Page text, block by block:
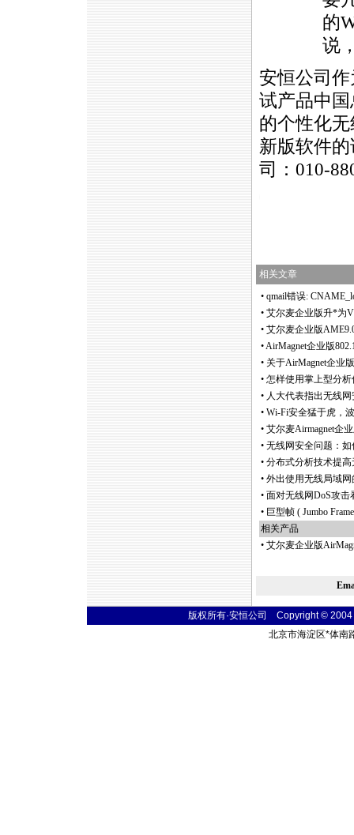
的
说
安恒公司
试产品中
的个性化
新版软件
司：010-
相关文章
• qmail错误:
• 艾尔麦企业版升*为
• 艾尔麦企业版
•AirMagnet企业版
• 关于AirMagnet企业
• 怎样使用掌上型分
• 人大代表指出无线
• Wi-Fi安全猛于虎，
• 艾尔麦Airmagnet企
• 无线网安全问题：
• 分布式分析技术提
• 外出使用无线局域
• 面对无线网DoS攻击
• 巨型帧 ( Jumbo
相关产品
• 艾尔麦企业版
版权所有·安恒公司 Copyright ©
北京市海淀区*体南